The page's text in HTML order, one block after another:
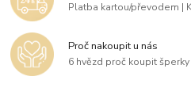
Platba kartou/převodem |
Proč nakoupit u nás
6 hvězd proč koupit šperky